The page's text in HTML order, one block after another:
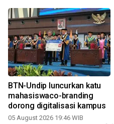
BTN-Undip luncurkan katu
mahasiswaco-branding
dorong digitalisasi kampus
05 August 2026 19:46 WIB